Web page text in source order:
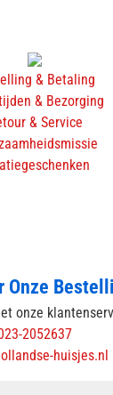
& Betaling
& Bezorging
& Service
Onze
onze
2052637
huisjes.nl